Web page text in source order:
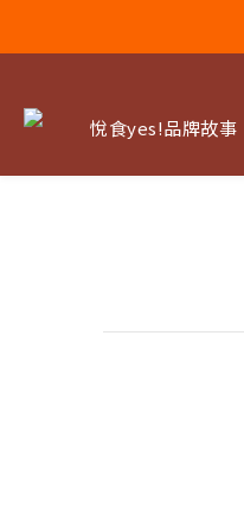
悅食yes!品牌故事